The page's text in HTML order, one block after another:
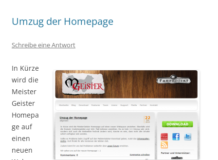
Umzug der Homepage
Schreibe eine Antwort
In Kürze
wird die
Meister
Geister
Homepa
ge auf
einen
neuen